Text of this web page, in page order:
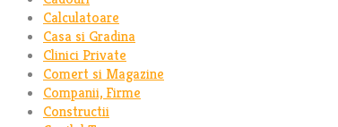
Calculatoare
Casa si Gradina
Clinici Private
Comert si Magazine
Companii, Firme
Constructii